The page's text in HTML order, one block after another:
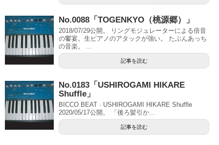
No.0088「TOGENKYO（桃源郷）」
2018/07/29公開。 リングモジュレーターによる倍音
の饗宴。生ピアノのアタックが強い。 たぶんあっち
の音楽。 ...
記事を読む
No.0183「USHIROGAMI HIKARE
Shuffle」
BICCO BEAT · USHIROGAMI HIKARE Shuffle
2020/05/17公開。 「後ろ髪引か...
記事を読む